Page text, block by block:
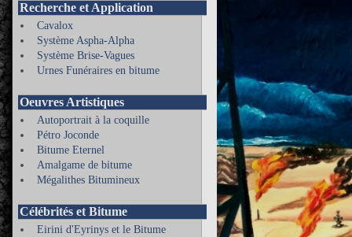
Recherche et Application
Cavalox
Système Aspha-Alpha
Système Brise-Vagues
Urnes Funéraires en bitume
Oeuvres Artistiques
Autoportrait à la coquille
Pétro Joconde
Bitume Eternel
Amalgame de bitume
Mégalithes Bitumineux
Célébrités et Bitume
Eirini d'Eyrinys et le Bitume